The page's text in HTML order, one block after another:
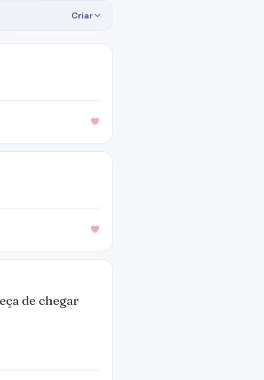
Criar
de chegar